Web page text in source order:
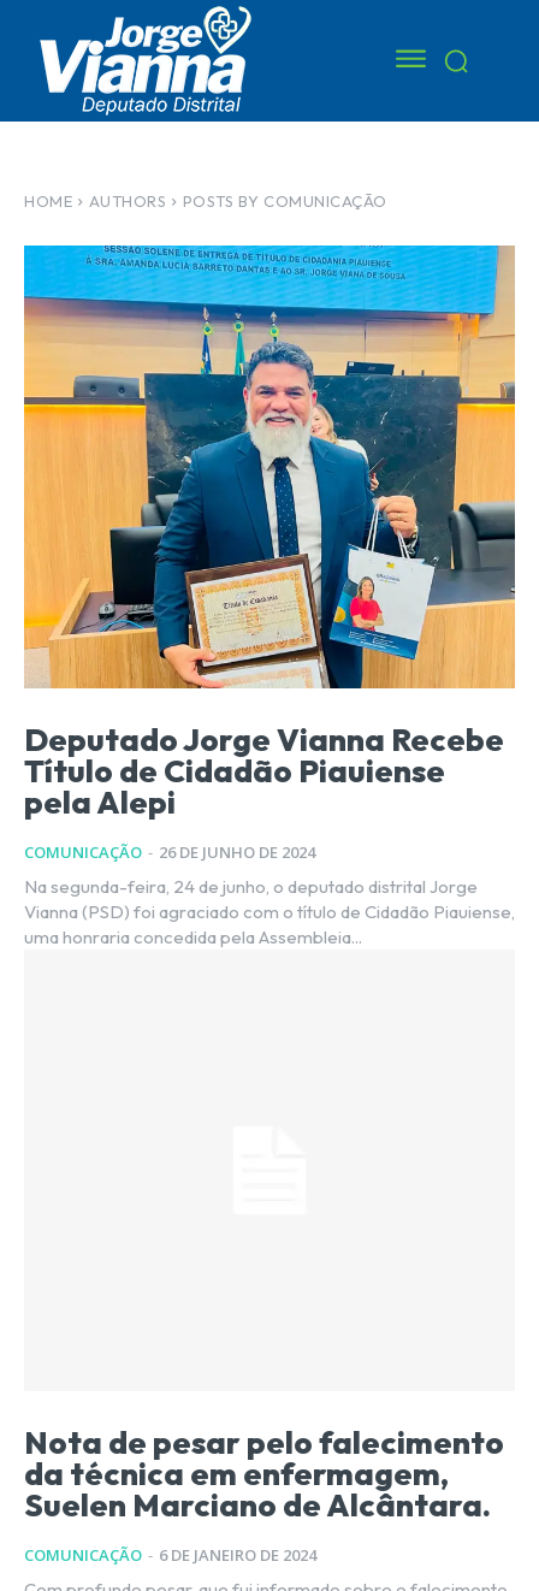
HOME AUTHORS POSTS BY COMUNICAÇÃO
Deputado Jorge Vianna Recebe
Título de Cidadão Piauiense
pela Alepi
COMUNICAÇÃO - 26 DE JUNHO DE 2024
Na segunda-feira, 24 de junho, o deputado distrital Jorge
Vianna (PSD) foi agraciado com o título de Cidadão Piauiense,
uma honraria concedida pela Assembleia...
Nota de pesar pelo falecimento
da técnica em enfermagem,
Suelen Marciano de Alcântara.
COMUNICAÇÃO - 6 DE JANEIRO DE 2024